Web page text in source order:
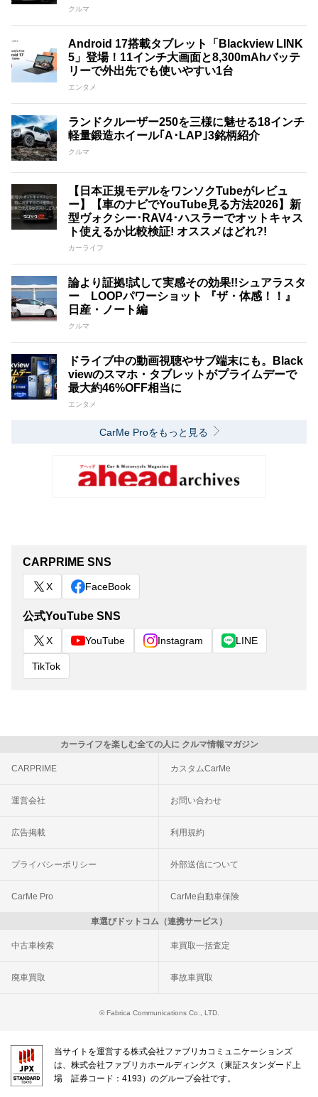
クルマ
Android 17搭載タブレット「Blackview LINK
5」登場！11インチ大画面と8,300mAhバッテ
リーで外出先でも使いやすい1台
エンタメ
ランドクルーザー250を三様に魅せる18インチ
軽量鍛造ホイール｢A･LAP｣3銘柄紹介
クルマ
【日本正規モデルをワンソクTubeがレビュ
ー】【車のナビでYouTube見る方法2026】新
型ヴォクシー･RAV4･ハスラーでオットキャス
ト使えるか比較検証! オススメはどれ?!
カーライフ
論より証拠!試して実感その効果!!シュアラスタ
ー LOOPパワーショット 『ザ・体感！！』
日産・ノート編
クルマ
ドライブ中の動画視聴やサブ端末にも。Black
viewのスマホ・タブレットがプライムデーで
最大約46%OFF相当に
エンタメ
CarMe Proをもっと見る
CARPRIME SNS
X FaceBook
公式YouTube SNS
X YouTube Instagram LINE
TikTok
カーライフを楽しむ全ての人に クルマ情報マガジン
CARPRIME カスタムCarMe
運営会社 お問い合わせ
広告掲載 利用規約
プライバシーポリシー 外部送信について
CarMe Pro CarMe自動車保険
車選びドットコム（連携サービス）
中古車検索 車買取一括査定
廃車買取 事故車買取
© Fabrica Communications Co., LTD.
当サイトを運営する株式会社ファブリカコミュニケーションズ
は、株式会社ファブリカホールディングス（東証スタンダード上
場 証券コード：4193）のグループ会社です。